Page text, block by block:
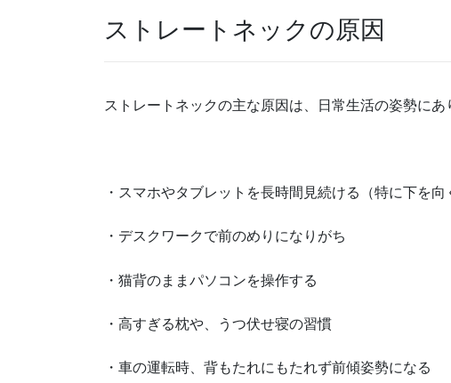
ストレートネックの原因
ストレートネックの主な原因は、日常生活の姿勢に
・スマホやタブレットを長時間見続ける（特に下を向
・デスクワークで前のめりになりがち
・猫背のままパソコンを操作する
・高すぎる枕や、うつ伏せ寝の習慣
・車の運転時、背もたれにもたれず前傾姿勢になる